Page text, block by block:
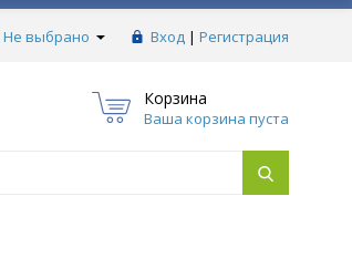
Не выбрано Вход | Регистрация
Корзина
Ваша корзина пуста